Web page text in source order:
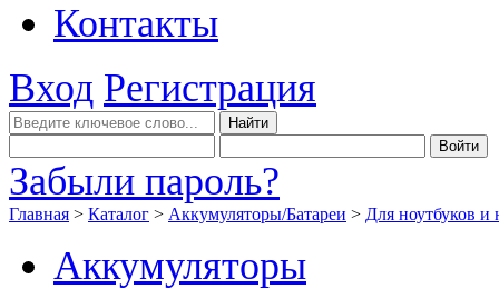
Контакты
Вход Регистрация
Забыли пароль?
Главная > Каталог > Аккумуляторы/Батареи > Для ноутбуков и
Аккумуляторы